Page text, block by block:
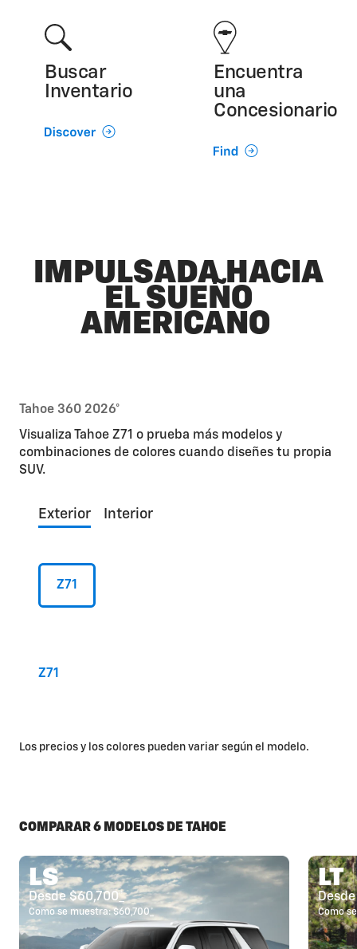
Buscar
Inventario
Encuentra
una
Concesionario
IMPULSADA HACIA
EL SUEÑO
AMERICANO
Tahoe 360 2026°
Visualiza Tahoe Z71 o prueba más modelos y
combinaciones de colores cuando diseñes tu propia
SUV.
Exterior Interior
Z71
Z71
Los precios y los colores pueden variar según el modelo.
COMPARAR 6 MODELOS DE TAHOE
LS
Desde $60,700*
Como se muestra: $60,700*
LT
Como